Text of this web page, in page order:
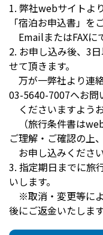
1. 弊社webサイトよ
「宿泊お申込書」を
EmailまたはFAXに
2. お申し込み後、3
せて頂きます。
万が一弊社より連
03-5640-7007へお問
くださいますよう
（旅行条件書は
ご理解・ご確認の上、
お申し込みください
3. 指定期日までに旅
いします。
※取消・変更等に
後にご返金いたします